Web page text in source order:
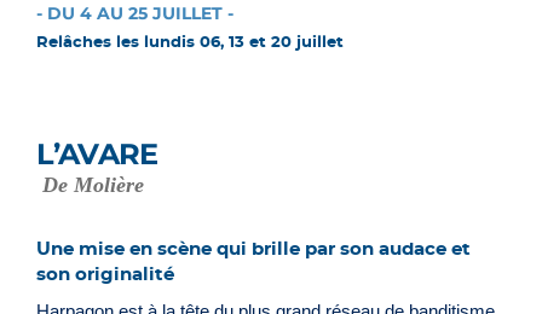
- DU 4 AU 25 JUILLET -
Relâches les lundis 06, 13 et 20 juillet
L’AVARE
De Molière
Une mise en scène qui brille par son audace et
son originalité